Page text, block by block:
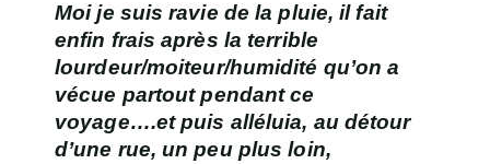
Moi je suis ravie de la pluie, il fait
enfin frais après la terrible
lourdeur/moiteur/humidité qu’on a
vécue partout pendant ce
voyage….et puis alléluia, au détour
d’une rue, un peu plus loin,